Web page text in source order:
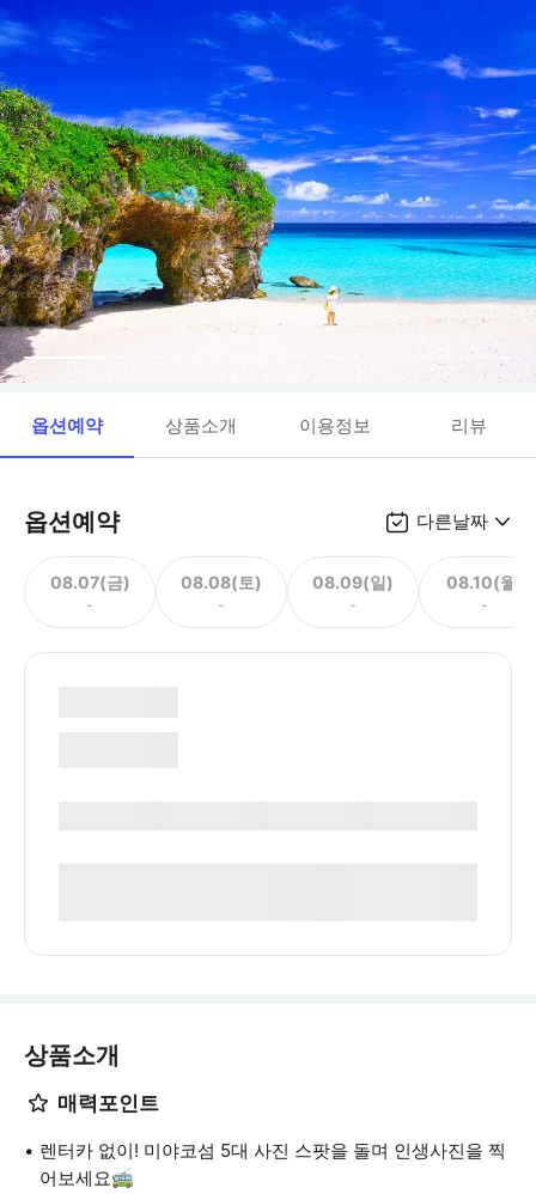
옵션예약 상품소개 이용정보 리뷰
옵션예약 다른날짜
08.07(금)
-
08.08(토)
-
08.09(일)
-
08.10(월)
-
상품소개
매력포인트
렌터카 없이! 미야코섬 5대 사진 스팟을 돌며 인생사진을 찍
어보세요🚎